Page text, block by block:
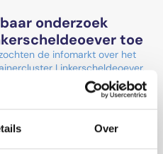
Over
onderzoek
toe
de infomarkt over het
Linkerscheldeoever.
hun bezorgdheden en
binnen het complex project
Antwerpen (ECA).